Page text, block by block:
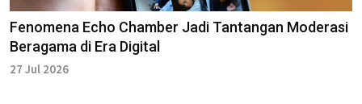
Fenomena Echo Chamber Jadi Tantangan Moderasi
Beragama di Era Digital
27 Jul 2026